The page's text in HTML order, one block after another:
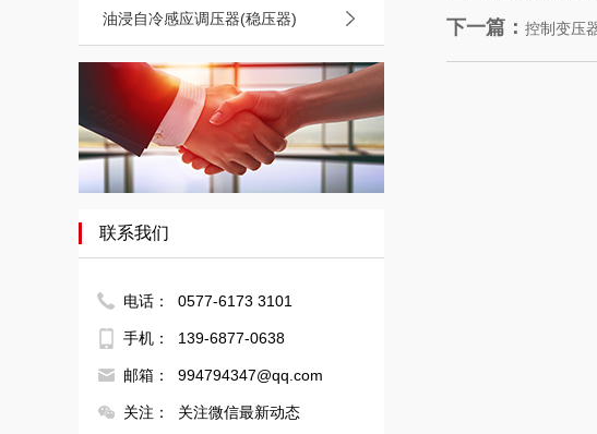
油浸自冷感应调压器(稳压器)
联系我们
电话： 0577-6173 3101
手机： 139-6877-0638
邮箱： 994794347@qq.com
关注： 关注微信最新动态
下一篇： 控制变压